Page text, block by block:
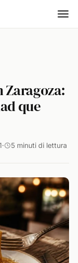
Zaragoza:
que
· 5 minuti di lettura